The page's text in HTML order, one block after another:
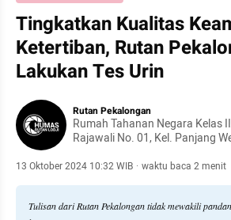
Tingkatkan Kualitas
Ketertiban, Rutan
Lakukan Tes Urin
Rutan Pekalongan
Rumah Tahanan Negara Kelas
Rajawali No. 01, Kel. Panjang
13 Oktober 2024 10:32 WIB · waktu baca 2 menit
Tulisan dari Rutan Pekalongan tidak mewakili